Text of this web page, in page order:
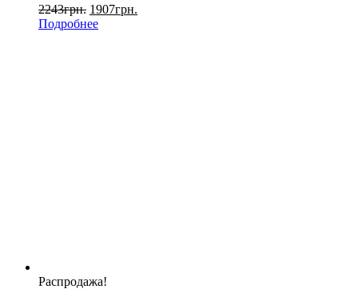
2243грн. 1907грн.
Подробнее
Распродажа!